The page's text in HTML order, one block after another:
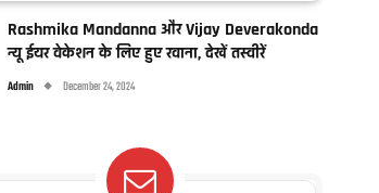
Rashmika Mandanna और Vijay Deverakonda
न्यू ईयर वेकेशन के लिए हुए रवाना, देखें तस्वीरें
Admin December 24, 2024